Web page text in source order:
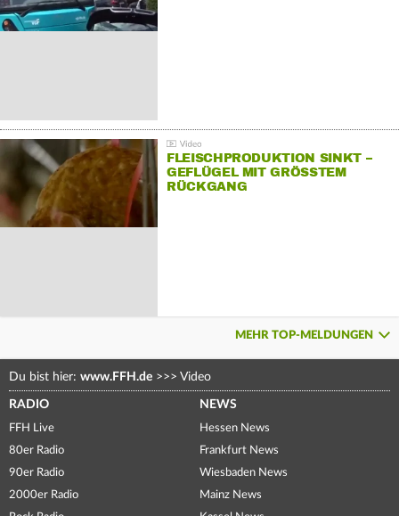
FLEISCHPRODUKTION SINKT –
GEFLÜGEL MIT GRÖSSTEM R
ÜCKGANG
MEHR TOP-MELDUNGEN
Du bist hier: www.FFH.de >>> Video
RADIO
FFH Live
80er Radio
90er Radio
2000er Radio
NEWS
Hessen News
Frankfurt News
Wiesbaden News
Mainz News